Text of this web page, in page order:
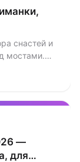
снастей и
мостами.
—
для